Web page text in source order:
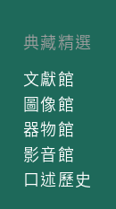
典藏精選
文獻館
圖像館
器物館
影音館
口述歷史